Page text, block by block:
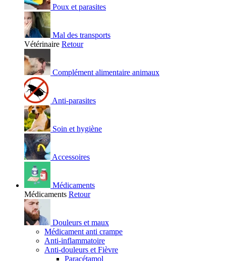
Poux et parasites
Mal des transports
Vétérinaire Retour
Complément alimentaire animaux
Anti-parasites
Soin et hygiène
Accessoires
Médicaments
Médicaments Retour
Douleurs et maux
Médicament anti crampe
Anti-inflammatoire
Anti-douleurs et Fièvre
Paracétamol